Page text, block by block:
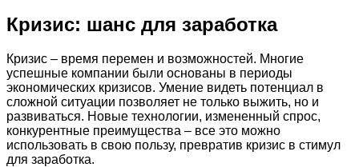
Кризис: шанс для заработка
Кризис – время перемен и возможностей. Многие
успешные компании были основаны в периоды
экономических кризисов. Умение видеть потенциал в
сложной ситуации позволяет не только выжить, но и
развиваться. Новые технологии, измененный спрос,
конкурентные преимущества – все это можно
использовать в свою пользу, превратив кризис в стимул
для заработка.